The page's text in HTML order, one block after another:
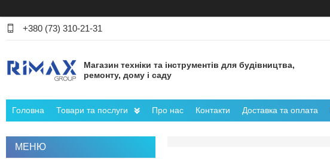
+380 (73) 310-21-31
Магазин техніки та інструментів для будівництва,
ремонту, дому і саду
Головна Товари та послуги Про нас Контакти Доставка та оплата